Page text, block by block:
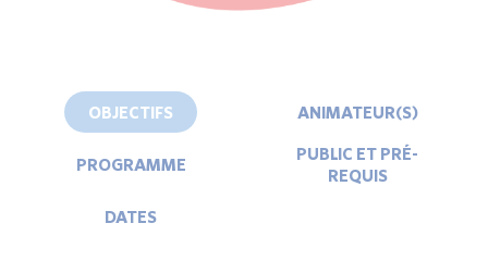
OBJECTIFS ANIMATEUR(S)
PROGRAMME
PUBLIC ET PRÉ-
REQUIS
DATES